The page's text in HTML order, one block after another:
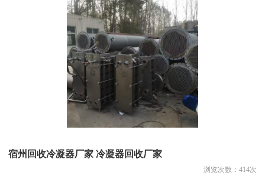
宿州回收冷凝器厂家 冷凝器回收厂家
浏览次数： 414次